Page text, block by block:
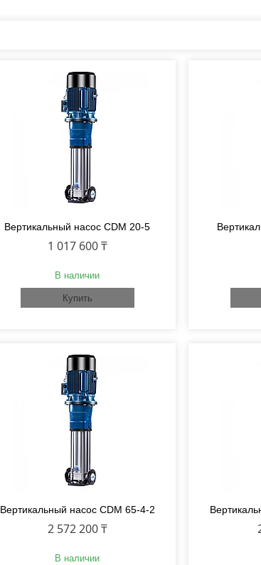
Вертикальный насос CDM 20-5
1 017 600 ₸
В наличии
Купить
Вертикальный насос CDM 65-4-2
2 572 200 ₸
В наличии